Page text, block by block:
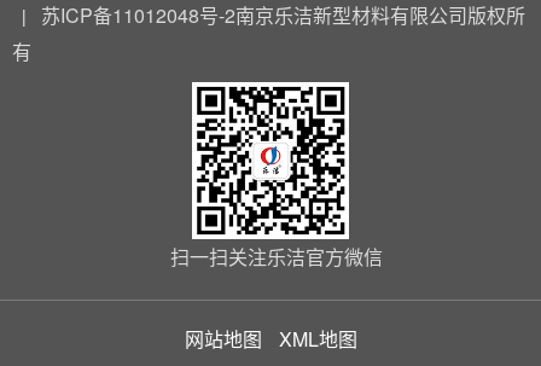
| 苏ICP备11012048号-2南京乐洁新型材料有限公司版权所
有
扫一扫关注乐洁官方微信
网站地图 XML地图